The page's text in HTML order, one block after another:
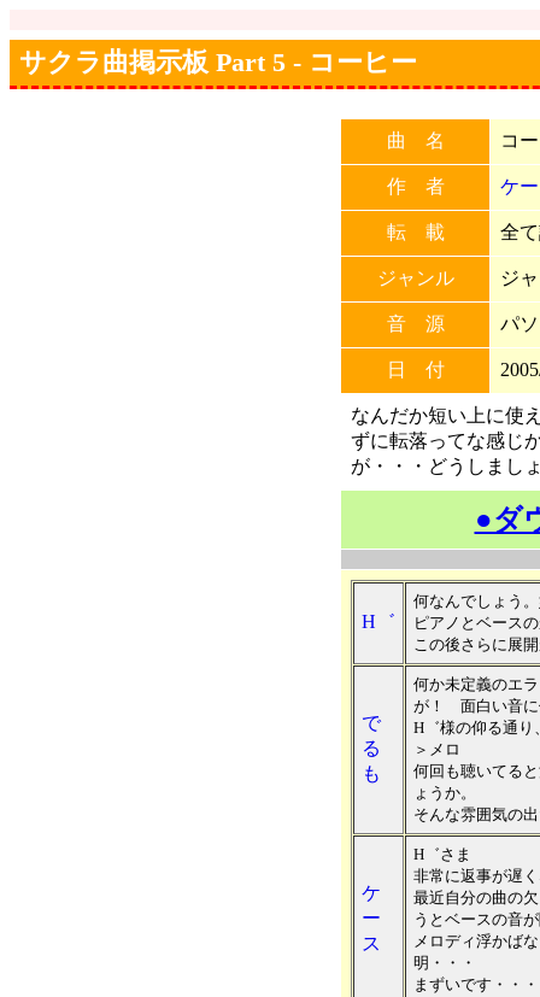
サクラ曲掲示板 Part 5 - コーヒー
曲 名 コ
作 者 ケ
転 載 全
ジャンル ジ
音 源 パ
日 付
なんだか短い上に使
ずに転落ってな感じ
が・・・どうしまし
●ダ
H゛
何なんでしょう
ピアノとベース
この後さらに展
で
る
も
何か未定義のエ
が！ 面白い音に
H゛様の仰る通り
＞メロ
何回も聴いてる
ょうか。
そんな雰囲気の
ケ
ー
ス
H゛さま
非常に返事が遅
最近自分の曲の
うとベースの音
メロディ浮かば
明・・・
まずいです・・・